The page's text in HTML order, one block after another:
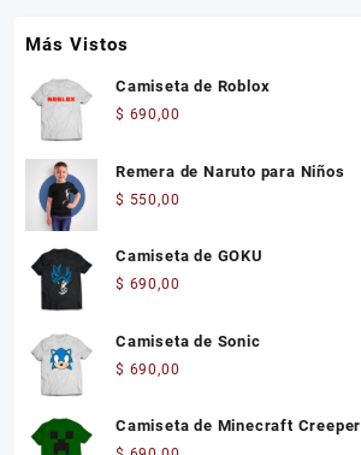
Más Vistos
Camiseta de Roblox
$ 690,00
Remera de Naruto para Niños
$ 550,00
Camiseta de GOKU
$ 690,00
Camiseta de Sonic
$ 690,00
Camiseta de Minecraft Creeper